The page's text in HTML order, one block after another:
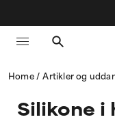
Home Artikler og
Silikone i